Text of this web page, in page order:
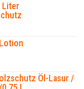
Liter
Öl-Lasur /